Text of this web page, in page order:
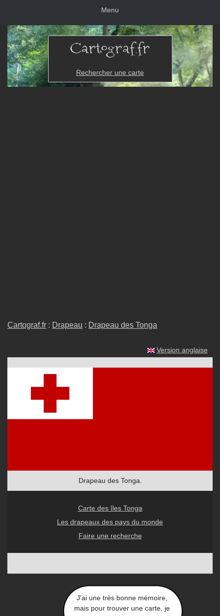
Menu
Rechercher une carte
Cartograf.fr : Drapeau : Drapeau des Tonga
Version anglaise
Drapeau des Tonga.
Carte des îles Tonga
Les drapeaux des pays du monde
Faire une recherche
J'ai une très bonne mémoire,
mais pour trouver une carte, je